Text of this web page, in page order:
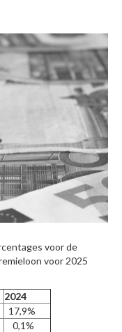
voor de
voor 2025
2024
17,9%
0,1%